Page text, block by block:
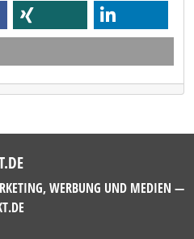
WERBUNG UND MEDIEN —